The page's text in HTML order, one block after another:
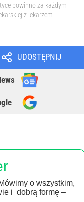
powinno za każdym
z lekarzem
UDOSTĘPNIJ
o wszystkim,
i dobrą formę –